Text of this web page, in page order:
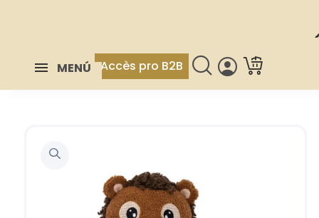
MENÚ Accès pro B2B